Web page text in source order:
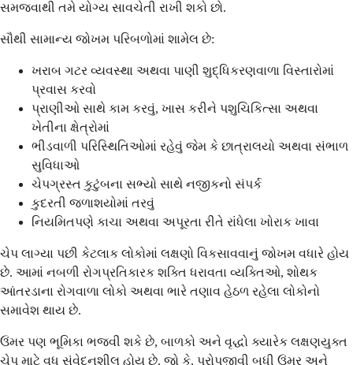
સમજવાથી તમે યોગ્ય સાવચેતી રાખી શકો છો.
સૌથી સામાન્ય જોખમ પરિબળોમાં શામેલ છે:
ખરાબ ગટર વ્યવસ્થા અથવા પાણી શુદ્ધિકરણવાળા વિસ્તારોમાં
પ્રવાસ કરવો
પ્રાણીઓ સાથે કામ કરવું, ખાસ કરીને પશુચિકિત્સા અથવા
ખેતીના ક્ષેત્રોમાં
ભીડવાળી પરિસ્થિતિઓમાં રહેવું જેમ કે છાત્રાલયો અથવા સંભાળ
સુવિધાઓ
ચેપગ્રસ્ત કુટુંબના સભ્યો સાથે નજીકનો સંપર્ક
કુદરતી જળાશયોમાં તરવું
નિયમિતપણે કાચા અથવા અપૂરતા રીતે રાંધેલા ખોરાક ખાવા
ચેપ લાગ્યા પછી કેટલાક લોકોમાં લક્ષણો વિકસાવવાનું જોખમ વધારે હોય
છે. આમાં નબળી રોગપ્રતિકારક શક્તિ ધરાવતા વ્યક્તિઓ, શોથક
આંતરડાના રોગવાળા લોકો અથવા ભારે તણાવ હેઠળ રહેલા લોકોનો
સમાવેશ થાય છે.
ઉંમર પણ ભૂમિકા ભજવી શકે છે, બાળકો અને વૃદ્ધો ક્યારેક લક્ષણયુક્ત
ચેપ માટે વધુ સંવેદનશીલ હોય છે. જો કે, પરોપજીવી બધી ઉંમર અને